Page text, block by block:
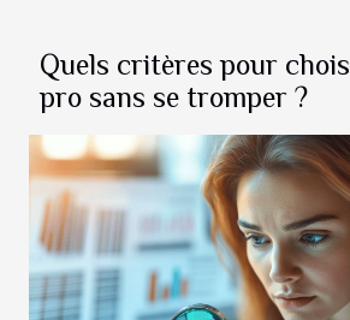
Quels critères pour
pro sans se tromper ?